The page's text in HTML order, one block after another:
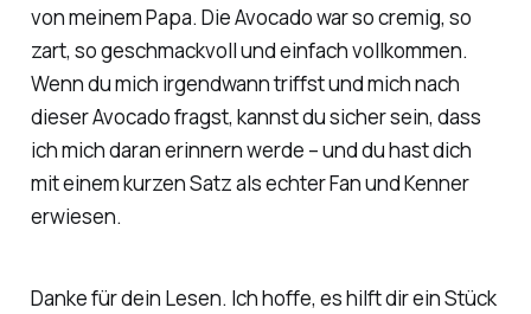
von meinem Papa. Die Avocado war so cremig, so
zart, so geschmackvoll und einfach vollkommen.
Wenn du mich irgendwann triffst und mich nach
dieser Avocado fragst, kannst du sicher sein, dass
ich mich daran erinnern werde – und du hast dich
mit einem kurzen Satz als echter Fan und Kenner
erwiesen.
Danke für dein Lesen. Ich hoffe, es hilft dir ein Stück